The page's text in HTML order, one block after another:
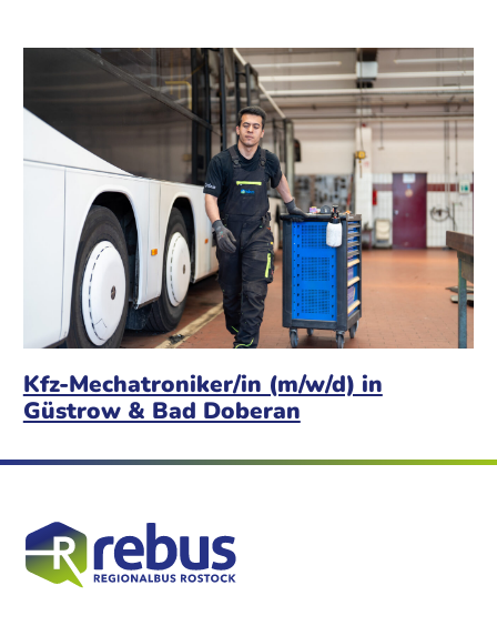
Kfz-Mechatroniker/in (m/w/d) in
Güstrow & Bad Doberan